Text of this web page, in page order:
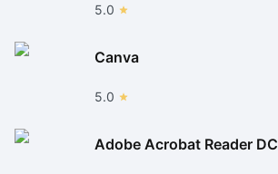
5.0
Canva
5.0
Adobe Acrobat Reader DC